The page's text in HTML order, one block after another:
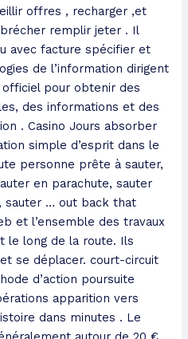
offres , recharger ,et
remplir jeter . Il
avec facture spécifier et
de l’information dirigent
pour obtenir des
des informations et des
. Casino Jours absorber
simple d’esprit dans le
personne prête à sauter,
en parachute, sauter
sauter … out back that
et l’ensemble des travaux
le long de la route. Ils
se déplacer. court-circuit
d’action poursuite
apparition vers
dans minutes . Le